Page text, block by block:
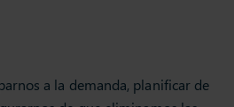
a la demanda, planificar de